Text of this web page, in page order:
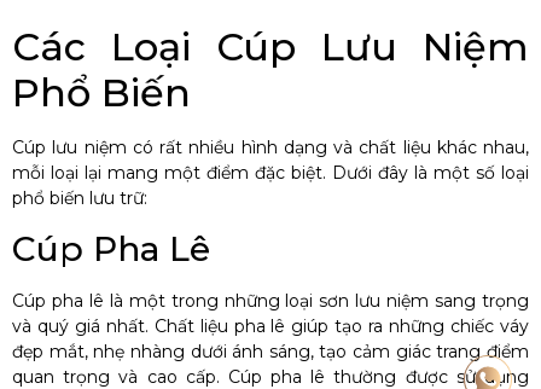
Các Loại Cúp Lưu Niệm
Phổ Biến
Cúp lưu niệm có rất nhiều hình dạng và chất liệu khác nhau,
mỗi loại lại mang một điểm đặc biệt. Dưới đây là một số loại
phổ biến lưu trữ:
Cúp Pha Lê
Cúp pha lê là một trong những loại sơn lưu niệm sang trọng
và quý giá nhất. Chất liệu pha lê giúp tạo ra những chiếc váy
đẹp mắt, nhẹ nhàng dưới ánh sáng, tạo cảm giác trang điểm
quan trọng và cao cấp. Cúp pha lê thường được sử dụng